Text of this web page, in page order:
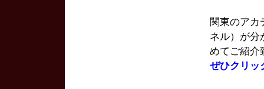
関東のアカ
ネル）が分
めてご紹介
ぜひクリッ